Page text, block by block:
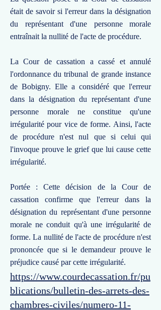
était de savoir si l'erreur dans la désignation
du représentant d'une personne morale
entraînait la nullité de l'acte de procédure.
La Cour de cassation a cassé et annulé
l'ordonnance du tribunal de grande instance
de Bobigny. Elle a considéré que l'erreur
dans la désignation du représentant d'une
personne morale ne constitue qu'une
irrégularité pour vice de forme. Ainsi, l'acte
de procédure n'est nul que si celui qui
l'invoque prouve le grief que lui cause cette
irrégularité.
Portée : Cette décision de la Cour de
cassation confirme que l'erreur dans la
désignation du représentant d'une personne
morale ne conduit qu'à une irrégularité de
forme. La nullité de l'acte de procédure n'est
prononcée que si le demandeur prouve le
préjudice causé par cette irrégularité.
https://www.courdecassation.fr/pu
blications/bulletin-des-arrets-des-
chambres-civiles/numero-11-